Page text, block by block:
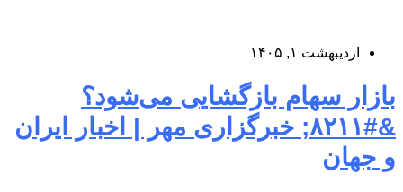
اردیبهشت ۱, ۱۴۰۵
بازار سهام بازگشایی می‌شود؟
&#۸۲۱۱; خبرگزاری مهر | اخبار ایران
و جهان